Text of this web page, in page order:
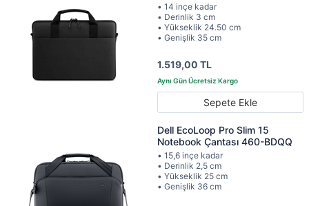
• 14 inçe kadar
• Derinlik 3 cm
• Yükseklik 24.50 cm
• Genişlik 35 cm
1.519,00 TL
Sepete Ekle
Dell EcoLoop Pro Slim 15
Notebook Çantası 460-BDQQ
• 15,6 inçe kadar
• Derinlik 2,5 cm
• Yükseklik 25 cm
• Genişlik 36 cm